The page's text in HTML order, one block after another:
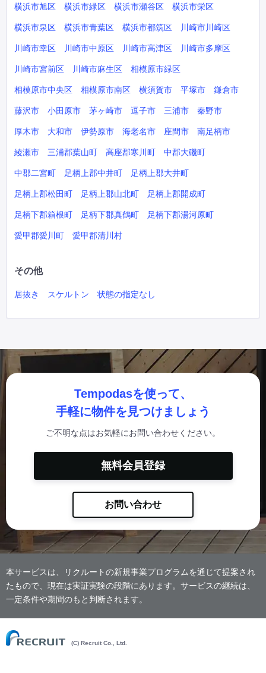
横浜市旭区 横浜市緑区 横浜市瀬谷区 横浜市栄区
横浜市泉区 横浜市青葉区 横浜市都筑区 川崎市川崎区
川崎市幸区 川崎市中原区 川崎市高津区 川崎市多摩区
川崎市宮前区 川崎市麻生区 相模原市緑区
相模原市中央区 相模原市南区 横須賀市 平塚市 鎌倉市
藤沢市 小田原市 茅ヶ崎市 逗子市 三浦市 秦野市
厚木市 大和市 伊勢原市 海老名市 座間市 南足柄市
綾瀬市 三浦郡葉山町 高座郡寒川町 中郡大磯町
中郡二宮町 足柄上郡中井町 足柄上郡大井町
足柄上郡松田町 足柄上郡山北町 足柄上郡開成町
足柄下郡箱根町 足柄下郡真鶴町 足柄下郡湯河原町
愛甲郡愛川町 愛甲郡清川村
その他
居抜き スケルトン 状態の指定なし
Tempodasを使って、
手軽に物件を見つけましょう
ご不明な点はお気軽にお問い合わせください。
無料会員登録
お問い合わせ
本サービスは、リクルートの新規事業プログラムを通じて提案され
たもので、現在は実証実験の段階にあります。サービスの継続は、
一定条件や期間のもと判断されます。
(C) Recruit Co., Ltd.